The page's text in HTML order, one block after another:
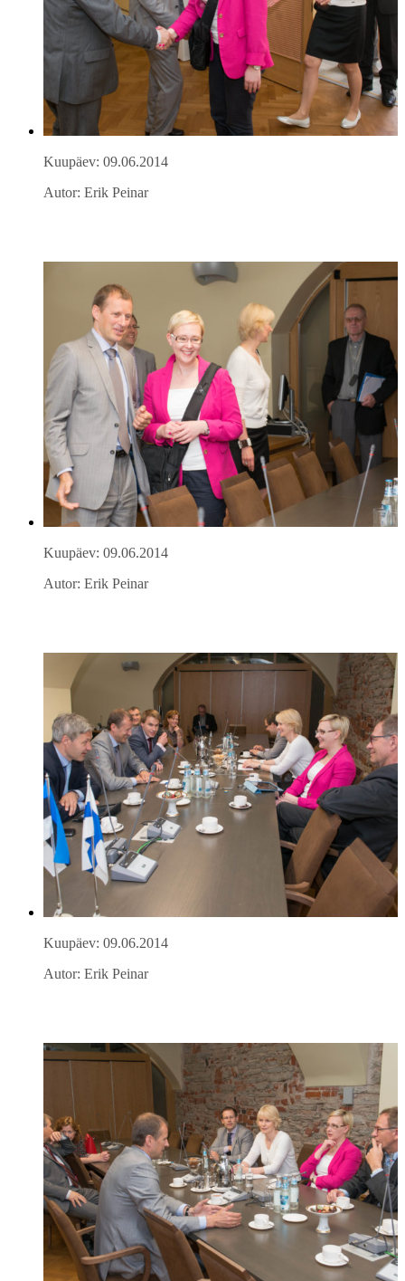
Kuupäev: 09.06.2014
Autor: Erik Peinar
Kuupäev: 09.06.2014
Autor: Erik Peinar
Kuupäev: 09.06.2014
Autor: Erik Peinar